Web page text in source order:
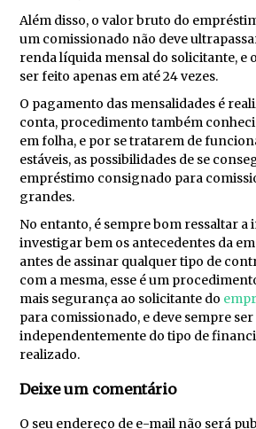
Além disso, o valor bruto do
um comissionado não deve
renda líquida mensal do solicitante, e
ser feito apenas em até 24 vezes.
O pagamento das mensalidades é
conta, procedimento também
em folha, e por se tratarem de
estáveis, as possibilidades de se
empréstimo consignado para
grandes.
No entanto, é sempre bom ressaltar a
investigar bem os antecedentes da
antes de assinar qualquer tipo de
com a mesma, esse é um
mais segurança ao solicitante do
para comissionado, e deve sempre
independentemente do tipo de
realizado.
Deixe um comentário
O seu endereço de e-mail não será